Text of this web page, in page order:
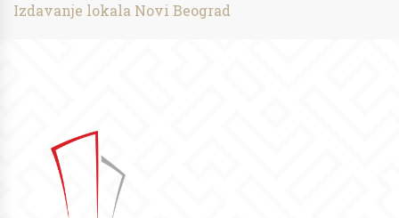
Izdavanje lokala Novi Beograd